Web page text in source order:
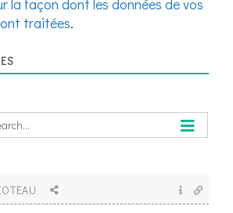
la façon dont les données de vos
traitées.